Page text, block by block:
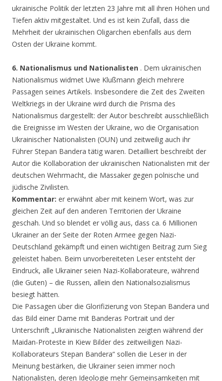
ukrainische Politik der letzten 23 Jahre mit all ihren Höhen und
Tiefen aktiv mitgestaltet. Und es ist kein Zufall, dass die
Mehrheit der ukrainischen Oligarchen ebenfalls aus dem
Osten der Ukraine kommt.
6. Nationalismus und Nationalisten . Dem ukrainischen
Nationalismus widmet Uwe Klußmann gleich mehrere
Passagen seines Artikels. Insbesondere die Zeit des Zweiten
Weltkriegs in der Ukraine wird durch die Prisma des
Nationalismus dargestellt: der Autor beschreibt ausschließlich
die Ereignisse im Westen der Ukraine, wo die Organisation
Ukrainischer Nationalisten (OUN) und zeitweilig auch ihr
Führer Stepan Bandera tätig waren. Detailliert beschreibt der
Autor die Kollaboration der ukrainischen Nationalisten mit der
deutschen Wehrmacht, die Massaker gegen polnische und
jüdische Zivilisten.
Kommentar: er erwähnt aber mit keinem Wort, was zur
gleichen Zeit auf den anderen Territorien der Ukraine
geschah. Und so blendet er völlig aus, dass ca. 6 Millionen
Ukrainer an der Seite der Roten Armee gegen Nazi-
Deutschland gekämpft und einen wichtigen Beitrag zum Sieg
geleistet haben. Beim unvorbereiteten Leser entsteht der
Eindruck, alle Ukrainer seien Nazi-Kollaborateure, während
(die Guten) – die Russen, allein den Nationalsozialismus
besiegt hätten.
Die Passagen über die Glorifizierung von Stepan Bandera und
das Bild einer Dame mit Banderas Portrait und der
Unterschrift „Ukrainische Nationalisten zeigten während der
Maidan-Proteste in Kiew Bilder des zeitweiligen Nazi-
Kollaborateurs Stepan Bandera“ sollen die Leser in der
Meinung bestärken, die Ukrainer seien immer noch
Nationalisten, deren Ideologie mehr Gemeinsamkeiten mit